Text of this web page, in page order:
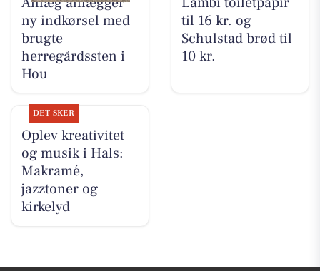
ny indkørsel med
brugte
herregårdssten i
Hou
til 16 kr. og
Schulstad brød til
10 kr.
DET SKER
Oplev kreativitet
og musik i Hals:
Makramé,
jazztoner og
kirkelyd